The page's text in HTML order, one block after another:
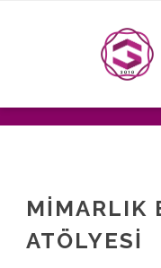
MIMARLIK
ATÖLYESI